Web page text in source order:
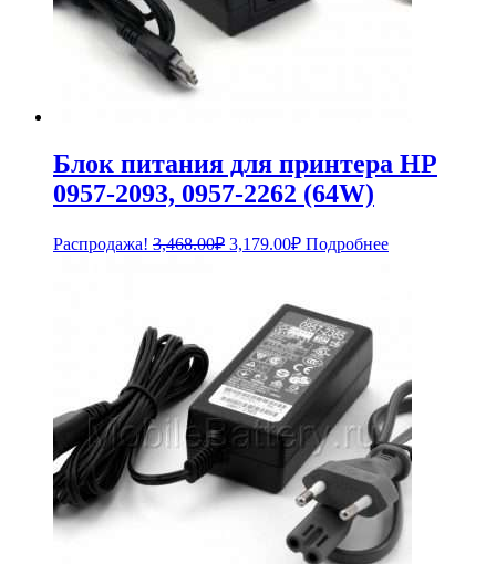
Блок питания для принтера HP
0957-2093, 0957-2262 (64W)
Распродажа! 3,468.00₽ Первоначальная
3,468.00₽.
3,179.00₽Текущая
цена:
Подробнее